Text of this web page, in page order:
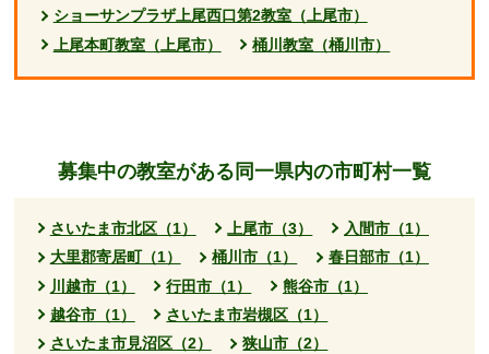
ショーサンプラザ上尾西口第2教室（上尾市）
上尾本町教室（上尾市）
桶川教室（桶川市）
募集中の教室がある同一県内の市町村一覧
さいたま市北区（1） 上尾市（3）
入間市（1）
大里郡寄居町（1）
桶川市（1）
春日部市（1）
川越市（1）
行田市（1）
熊谷市（1）
越谷市（1）
さいたま市岩槻区（1）
さいたま市見沼区（2）
狭山市（2）